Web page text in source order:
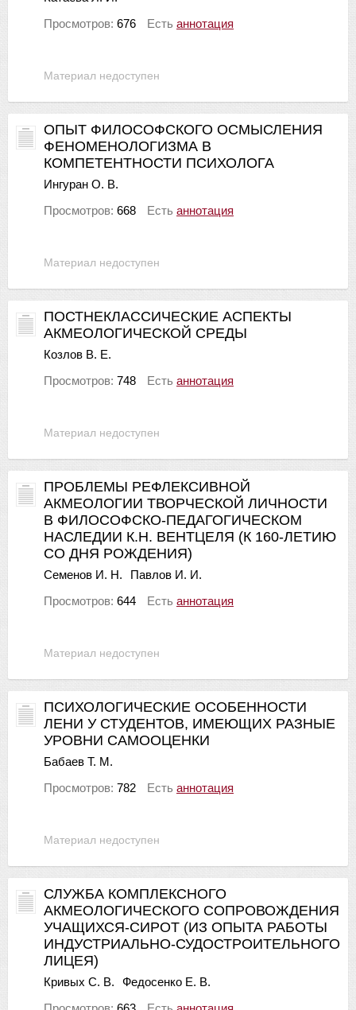
Материал недоступен
Просмотров: 676 Есть аннотация
Материал недоступен
ОПЫТ ФИЛОСОФСКОГО ОСМЫСЛЕНИЯ
ФЕНОМЕНОЛОГИЗМА В
КОМПЕТЕНТНОСТИ ПСИХОЛОГА
Ингуран О. В.
Просмотров: 668 Есть аннотация
Материал недоступен
ПОСТНЕКЛАССИЧЕСКИЕ АСПЕКТЫ
АКМЕОЛОГИЧЕСКОЙ СРЕДЫ
Козлов В. Е.
Просмотров: 748 Есть аннотация
Материал недоступен
ПРОБЛЕМЫ РЕФЛЕКСИВНОЙ
АКМЕОЛОГИИ ТВОРЧЕСКОЙ ЛИЧНОСТИ
В ФИЛОСОФСКО-ПЕДАГОГИЧЕСКОМ
НАСЛЕДИИ К.Н. ВЕНТЦЕЛЯ (К 160-ЛЕТИЮ
СО ДНЯ РОЖДЕНИЯ)
Семенов И. Н.
Павлов И. И.
Просмотров: 644 Есть аннотация
Материал недоступен
ПСИХОЛОГИЧЕСКИЕ ОСОБЕННОСТИ
ЛЕНИ У СТУДЕНТОВ, ИМЕЮЩИХ РАЗНЫЕ
УРОВНИ САМООЦЕНКИ
Бабаев Т. М.
Просмотров: 782 Есть аннотация
СЛУЖБА КОМПЛЕКСНОГО
АКМЕОЛОГИЧЕСКОГО СОПРОВОЖДЕНИЯ
УЧАЩИХСЯ-СИРОТ (ИЗ ОПЫТА РАБОТЫ
ИНДУСТРИАЛЬНО-СУДОСТРОИТЕЛЬНОГО
ЛИЦЕЯ)
Кривых С. В.
Федосенко Е. В.